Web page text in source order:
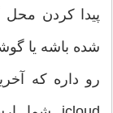
پیدا کردن
رو داره که